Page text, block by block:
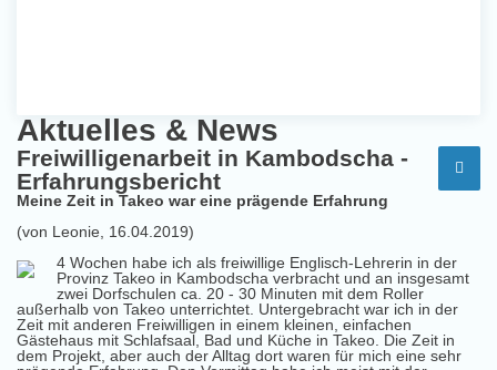
Aktuelles & News
Freiwilligenarbeit in Kambodscha -
Erfahrungsbericht
Meine Zeit in Takeo war eine prägende Erfahrung
(von Leonie, 16.04.2019)
4 Wochen habe ich als freiwillige Englisch-Lehrerin in der
Provinz Takeo in Kambodscha verbracht und an insgesamt
zwei Dorfschulen ca. 20 - 30 Minuten mit dem Roller
außerhalb von Takeo unterrichtet. Untergebracht war ich in der
Zeit mit anderen Freiwilligen in einem kleinen, einfachen
Gästehaus mit Schlafsaal, Bad und Küche in Takeo. Die Zeit in
dem Projekt, aber auch der Alltag dort waren für mich eine sehr